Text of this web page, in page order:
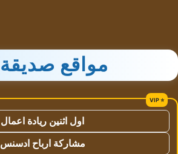
مواقع صديقة
اول اثنين ريادة اعمال
مشاركة ارباح ادسنس